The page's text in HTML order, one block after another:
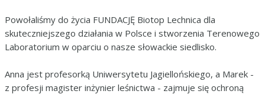
Powołaliśmy do życia FUNDACJĘ Biotop Lechnica dla
skuteczniejszego działania w Polsce i stworzenia Terenowego
Laboratorium w oparciu o nasze słowackie siedlisko.
Anna jest profesorką Uniwersytetu Jagiellońskiego, a Marek -
z profesji magister inżynier leśnictwa - zajmuje się ochroną